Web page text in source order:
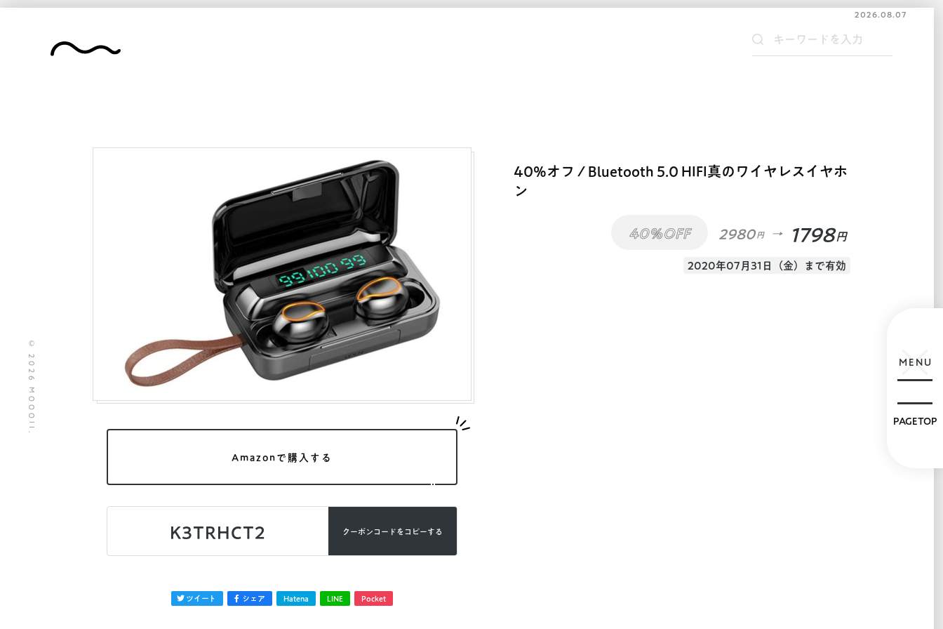
2026.08.07
Amazonで購入する
K3TRHCT2 クーポンコードを コピーする
ツイート シェア Hatena LINE Pocket
40%オフ / Bluetooth 5.0 HIFI真のワイヤレスイヤホ
ン
40%OFF 2980 円 1798 円
2020年07月31日（金）まで有効
© 2026 MOOOII. MENU
PAGETOP